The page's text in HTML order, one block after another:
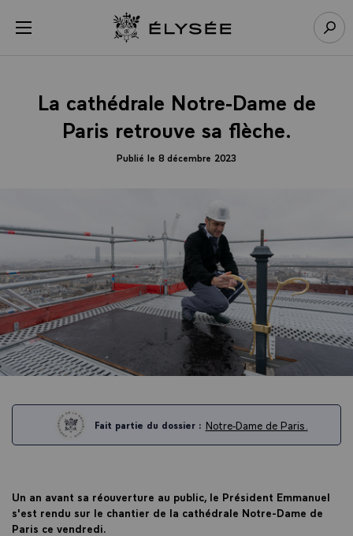
menu Retour à l’accueil Élysée
La cathédrale Notre-Dame de
Paris retrouve sa flèche.
Publié le 8 décembre 2023
Fait partie du dossier : Notre-Dame de Paris.
Un an avant sa réouverture au public, le Président Emmanuel
s'est rendu sur le chantier de la cathédrale Notre-Dame de
Paris ce vendredi.
Panneau de gestion des cookies